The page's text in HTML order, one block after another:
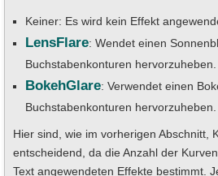
Keiner: Es wird kein Effekt
LensFlare: Wendet einen
Buchstabenkonturen hervorzuheben.
BokehGlare: Verwendet einen
Buchstabenkonturen hervorzuheben.
Hier sind, wie im vorherigen Abschnitt,
entscheidend, da die Anzahl der
Text angewendeten Effekte bestimmt.